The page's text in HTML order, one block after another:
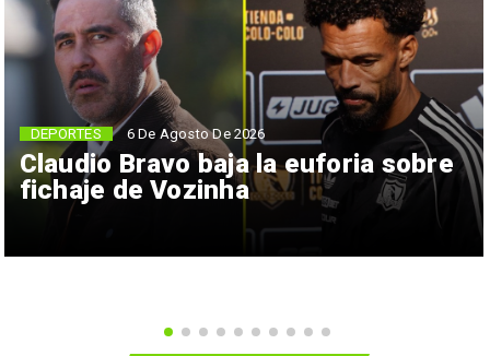
Claudio Bravo baja la euforia sobre
fichaje de Vozinha
DEPORTES 6 De Agosto De 2026